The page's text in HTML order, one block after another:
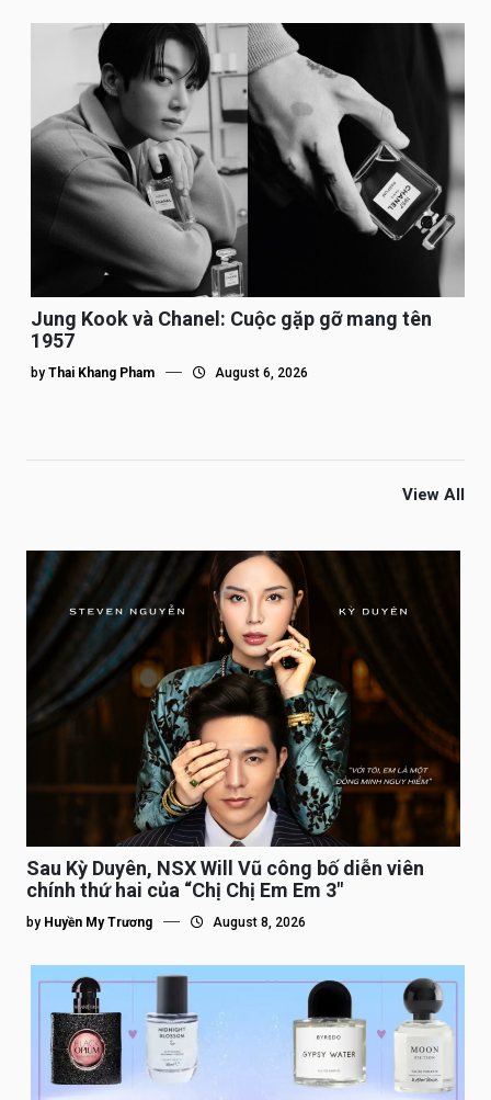
Jung Kook và Chanel: Cuộc gặp gỡ mang tên
1957
by Thai Khang Pham August 6, 2026
View All
Sau Kỳ Duyên, NSX Will Vũ công bố diễn viên
chính thứ hai của “Chị Chị Em Em 3″
by Huyền My Trương August 8, 2026